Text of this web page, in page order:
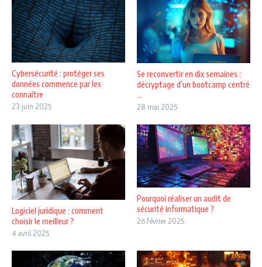
Cybersécurité : protéger ses
données commence par les
connaître
23 juin 2025
Se reconvertir en dix semaines :
décryptage d’un bootcamp centré
...
28 mai 2025
Logiciel juridique : comment
choisir le meilleur ?
4 avril 2025
Pourquoi réaliser un audit de
sécurité informatique ?
26 février 2025